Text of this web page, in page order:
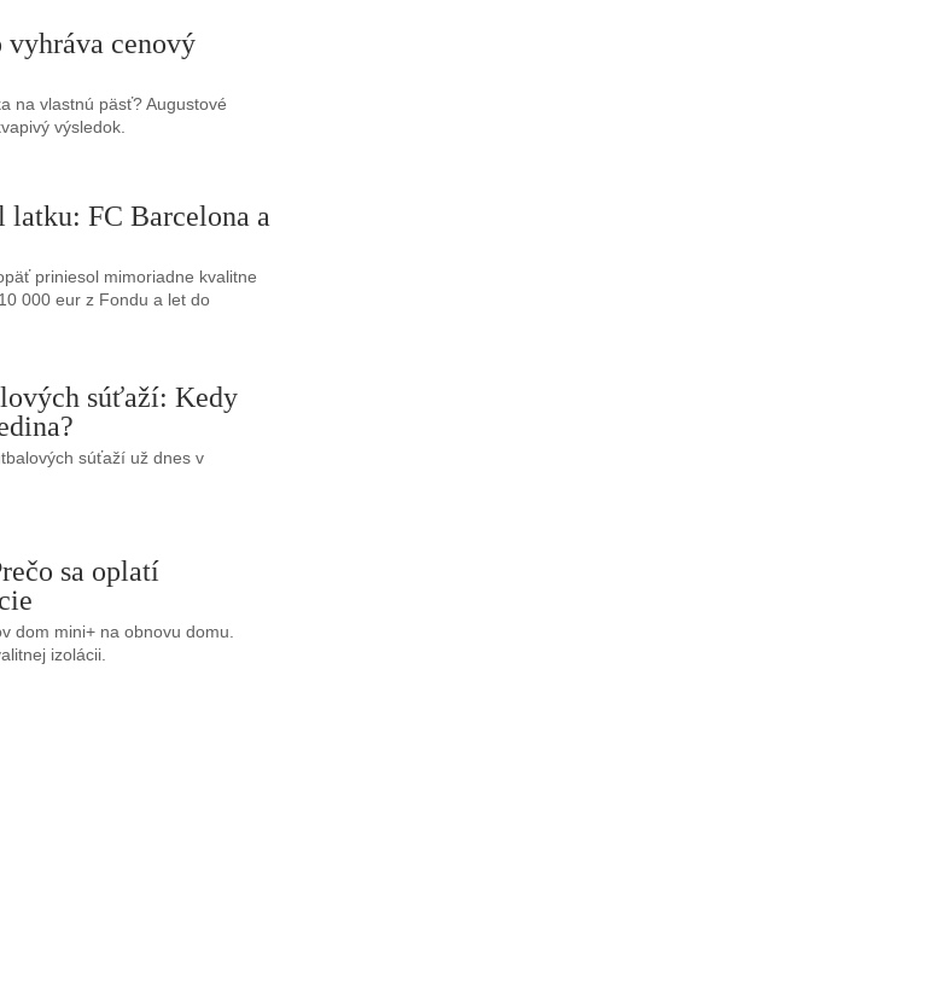
cenový
na vlastnú päsť? Augustové
výsledok.
latku: FC Barcelona a
priniesol mimoriadne kvalitne
000 eur z Fondu a let do
súťaží: Kedy
súťaží už dnes v
sa oplatí
dom mini+ na obnovu domu.
izolácii.